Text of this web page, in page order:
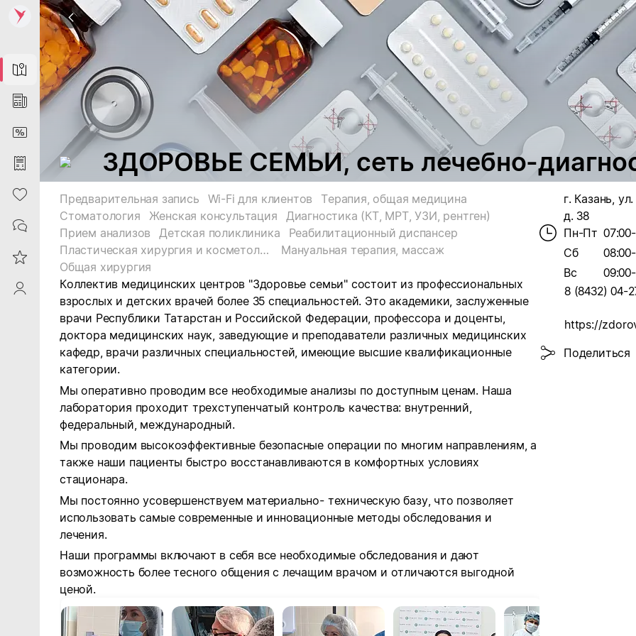
Map
News
DiscountCard
Purchases
Heart
Contacts
Reviews
ProfileSaby
ЗДОРОВЬЕ СЕМЬИ, сеть лечебно-
Предварительная запись Wi-Fi для клиентов
Терапия, общая медицина
Стоматология
Женская консультация
Диагностика (КТ, МРТ, УЗИ, рентген)
Прием анализов
Детская поликлиника
Реабилитационный диспансер
Пластическая хирургия и косметология
Мануальная терапия, массаж
Общая хирургия
Коллектив медицинских центров "Здоровье семьи" состоит из профессиональных
взрослых и детских врачей более 35 специальностей. Это академики, заслуженные
врачи Республики Татарстан и Российской Федерации, профессора и доценты,
доктора медицинских наук, заведующие и преподаватели различных медицинских
кафедр, врачи различных специальностей, имеющие высшие квалификационные
категории.
Мы оперативно проводим все необходимые анализы по доступным ценам. Наша
лаборатория проходит трехступенчатый контроль качества: внутренний,
федеральный, международный.
Мы проводим высокоэффективные безопасные операции по многим направлениям, а
также наши пациенты быстро восстанавливаются в комфортных условиях
стационара.
Мы постоянно усовершенствуем материально- техническую базу, что позволяет
использовать самые современные и инновационные методы обследования и
лечения.
Наши программы включают в себя все необходимые обследования и дают
возможность более тесного общения с лечащим врачом и отличаются выгодной
ценой.
г. Казань,
д. 38
Пн-Пт
Сб
Вс
8 (8432) 04-
https://
Поделиться